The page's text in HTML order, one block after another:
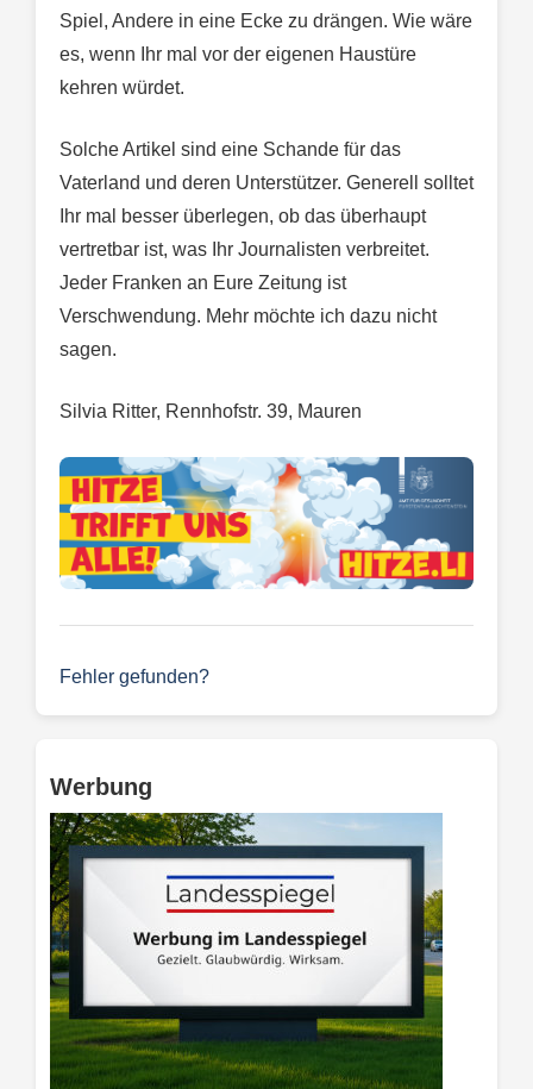
Spiel, Andere in eine Ecke zu drängen. Wie wäre
es, wenn Ihr mal vor der eigenen Haustüre
kehren würdet.
Solche Artikel sind eine Schande für das
Vaterland und deren Unterstützer. Generell solltet
Ihr mal besser überlegen, ob das überhaupt
vertretbar ist, was Ihr Journalisten verbreitet.
Jeder Franken an Eure Zeitung ist
Verschwendung. Mehr möchte ich dazu nicht
sagen.
Silvia Ritter, Rennhofstr. 39, Mauren
Fehler gefunden?
Werbung